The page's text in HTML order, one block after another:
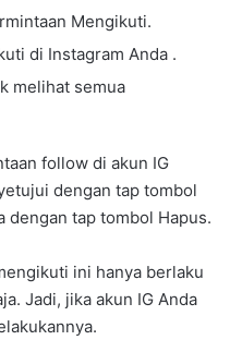
Mengikuti.
di Instagram Anda .
melihat semua
follow di akun IG
dengan tap tombol
dengan tap tombol Hapus.
ini hanya berlaku
Jadi, jika akun IG Anda